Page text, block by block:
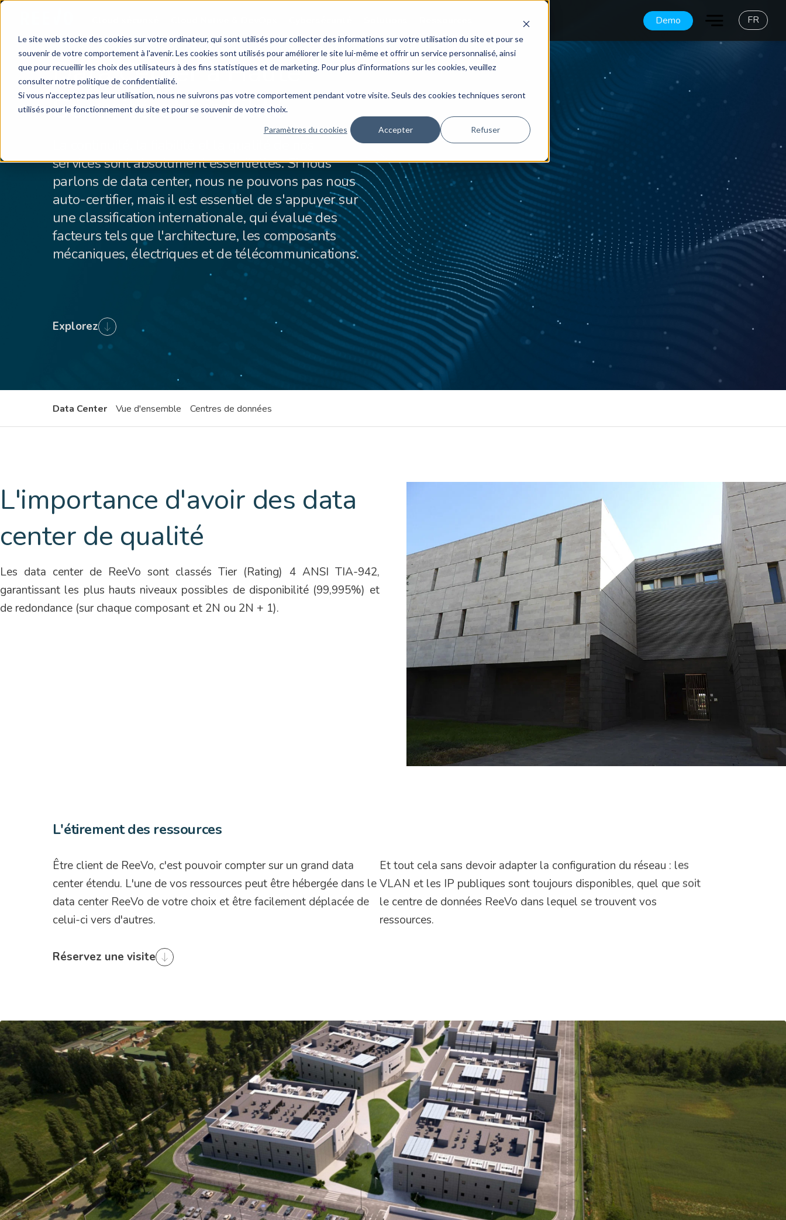
Le site web stocke des cookies sur votre ordinateur, qui sont utilisés pour collecter des informations sur votre utilisation du site et pour se
souvenir de votre comportement à l'avenir. Les cookies sont utilisés pour améliorer le site lui-même et offrir un service personnalisé, ainsi
que pour recueillir les choix des utilisateurs à des fins statistiques et de marketing. Pour plus d'informations sur les cookies, veuillez
consulter notre politique de confidentialité.
Si vous n'acceptez pas leur utilisation, nous ne suivrons pas votre comportement pendant votre visite. Seuls des cookies techniques seront
utilisés pour le fonctionnement du site et pour se souvenir de votre choix.
Paramètres du cookies Accepter Refuser
Demo FR
Data Center à Haute
Sécurité et Fiabilité
services sont absolument essentielles. Si nous
parlons de data center, nous ne pouvons pas nous
auto-certifier, mais il est essentiel de s'appuyer sur
une classification internationale, qui évalue des
facteurs tels que l'architecture, les composants
mécaniques, électriques et de télécommunications.
Explorez
Data Center Vue d'ensemble Centres de données
L'importance d'avoir des data
center de qualité
Les data center de ReeVo sont classés Tier (Rating) 4 ANSI TIA-942,
garantissant les plus hauts niveaux possibles de disponibilité (99,995%) et
de redondance (sur chaque composant et 2N ou 2N + 1).
L'étirement des ressources
Être client de ReeVo, c'est pouvoir compter sur un grand data
center étendu. L'une de vos ressources peut être hébergée dans le
data center ReeVo de votre choix et être facilement déplacée de
celui-ci vers d'autres.
Réservez une visite
Et tout cela sans devoir adapter la configuration du réseau : les
VLAN et les IP publiques sont toujours disponibles, quel que soit
le centre de données ReeVo dans lequel se trouvent vos
ressources.